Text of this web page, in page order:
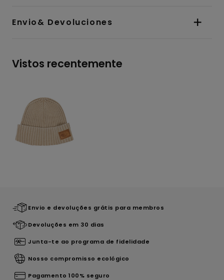
Envio& Devoluciones
Vistos recentemente
Envio e devoluções grátis para membros
Devoluções em 30 dias
Junta-te ao programa de fidelidade
Nosso compromisso ecológico
Pagamento 100% seguro